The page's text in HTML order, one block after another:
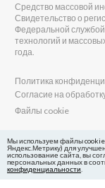
Средство массовой
Свидетельство о
Федеральной
технологий и
года.
Политика
Согласие на
Файлы cookie
Главный редактор
Бобровников Виктор
Учредитель ООО
E-mail редакции:
Мы используем файлы
Яндекс.Метрику) для
использование сайта, вы
персональных данных в
конфиденциальности